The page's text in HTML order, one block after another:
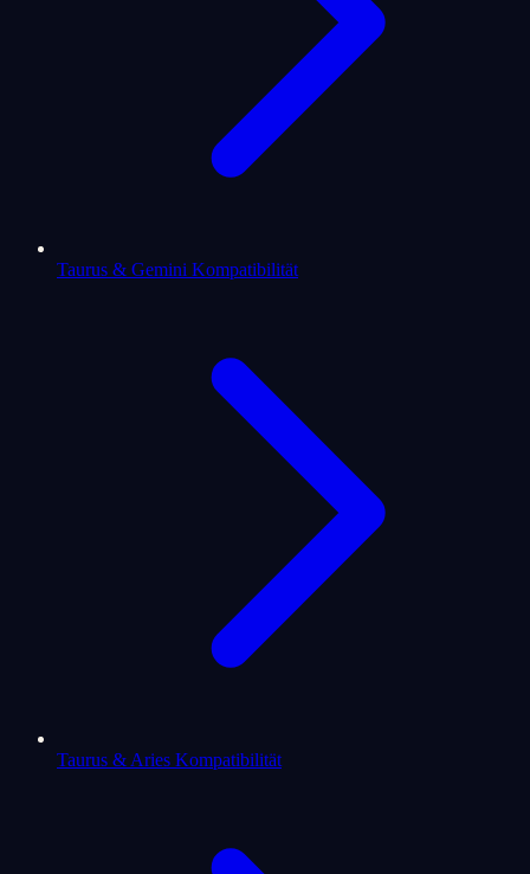
Taurus & Gemini Kompatibilität
Taurus & Aries Kompatibilität